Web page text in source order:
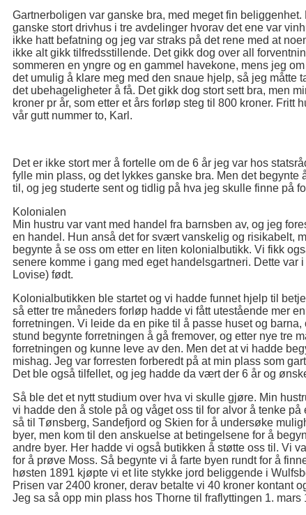
Gartnerboligen var ganske bra, med meget fin
ganske stort drivhus i tre avdelinger hvorav det ene var
ikke hatt befatning og jeg var straks på det rene med at
ikke alt gikk tilfredsstillende. Det gikk dog over all
sommeren en yngre og en gammel havekone, mens jeg
det umulig å klare meg med den snaue hjelp, så jeg måtte
det ubehageligheter å få. Det gikk dog stort sett bra, men
kroner pr år, som etter et års forløp steg til 800 kroner. Fritt
vår gutt nummer to, Karl.
Det er ikke stort mer å fortelle om de 6 år jeg var hos
fylle min plass, og det lykkes ganske bra. Men det
til, og jeg studerte sent og tidlig på hva jeg skulle finne på
Kolonialen
Min hustru var vant med handel fra barnsben av, og jeg
en handel. Hun anså det for svært vanskelig og risikabelt,
begynte å se oss om etter en liten kolonialbutikk. Vi fikk
senere komme i gang med eget handelsgartneri. Dette var
Lovise) født.
Kolonialbutikken ble startet og vi hadde funnet hjelp til
så etter tre måneders forløp hadde vi fått utestående mer
forretningen. Vi leide da en pike til å passe huset og
stund begynte forretningen å gå fremover, og etter nye tre
forretningen og kunne leve av den. Men det at vi hadde
mishag. Jeg var forresten forberedt på at min plass som
Det ble også tilfellet, og jeg hadde da vært der 6 år og
Så ble det et nytt studium over hva vi skulle gjøre. Min
vi hadde den å stole på og våget oss til for alvor å tenke
så til Tønsberg, Sandefjord og Skien for å undersøke
byer, men kom til den anskuelse at betingelsene for å
andre byer. Her hadde vi også butikken å støtte oss til. Vi
for å prøve Moss. Så begynte vi å farte byen rundt for å
høsten 1891 kjøpte vi et lite stykke jord beliggende i
Prisen var 2400 kroner, derav betalte vi 40 kroner kontant
Jeg sa så opp min plass hos Thorne til fraflyttingen 1. mars